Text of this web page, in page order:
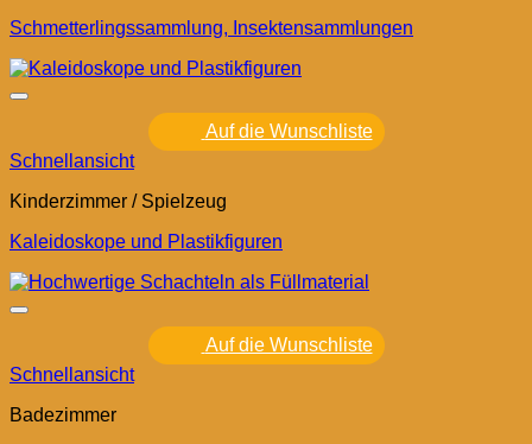
Schmetterlingssammlung, Insektensammlungen
Auf die Wunschliste
Schnellansicht
Kinderzimmer / Spielzeug
Kaleidoskope und Plastikfiguren
Auf die Wunschliste
Schnellansicht
Badezimmer